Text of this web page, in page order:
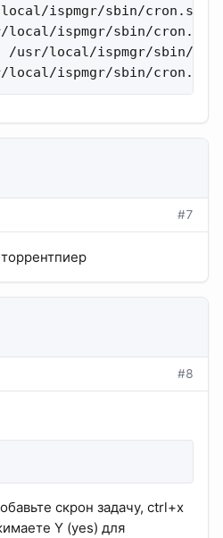
ispmgr/sbin/cron.sh
ispmgr/sbin/cron.sh
local/ispmgr/sbin/
ispmgr/sbin/cron.sh
#7
#8
скрон задачу, ctrl+x
Y (yes) для